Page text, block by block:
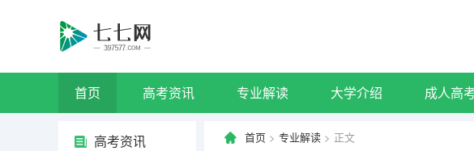
首页 高考资讯 专业解读 大学介绍 成人高
高考资讯 首页 > 专业解读 > 正文